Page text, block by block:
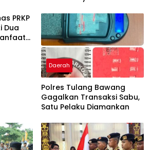
PRKP
Dua
Daerah
Polres Tulang Bawang
Gagalkan Transaksi Sabu,
Satu Pelaku Diamankan